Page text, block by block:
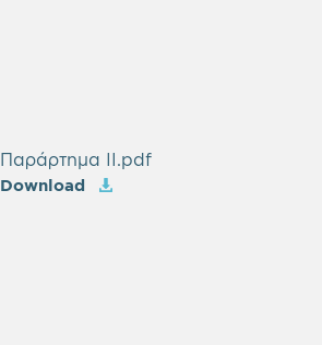
Παράρτημα ΙI.pdf
Download